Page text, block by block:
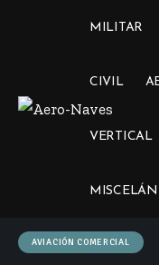
MILITAR
CIVIL
VERTICAL
AVIACIÓN COMERCIAL